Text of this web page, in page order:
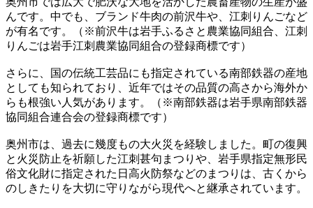
んです。中でも、ブランド牛肉の前沢牛や、江刺りんごなど
が有名です。（※前沢牛は岩手ふるさと農業協同組合、江刺
りんごは岩手江刺農業協同組合の登録商標です）
さらに、国の伝統工芸品にも指定されている南部鉄器の産地
としても知られており、近年ではその品質の高さから海外か
らも根強い人気があります。（※南部鉄器は岩手県南部鉄器
協同組合連合会の登録商標です）
奥州市は、過去に幾度もの大火災を経験しました。町の復興
と火災防止を祈願した江刺甚句まつりや、岩手県指定無形民
俗文化財に指定された日高火防祭などのまつりは、古くから
のしきたりを大切に守りながら現代へと継承されています。